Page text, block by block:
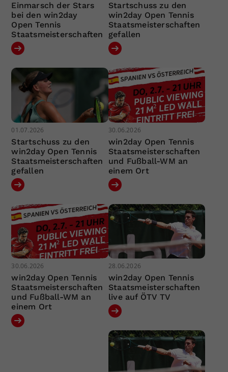
Einmarsch der Stars
bei den win2day
Open Tennis
Staatsmeisterschaften
Startschuss zu den
win2day Open Tennis
Staatsmeisterschaften
gefallen
01.07.2026
Startschuss zu den
win2day Open Tennis
Staatsmeisterschaften
gefallen
30.06.2026
win2day Open Tennis
Staatsmeisterschaften
und Fußball-WM an
einem Ort
30.06.2026
win2day Open Tennis
Staatsmeisterschaften
und Fußball-WM an
einem Ort
28.06.2026
win2day Open Tennis
Staatsmeisterschaften
live auf ÖTV TV